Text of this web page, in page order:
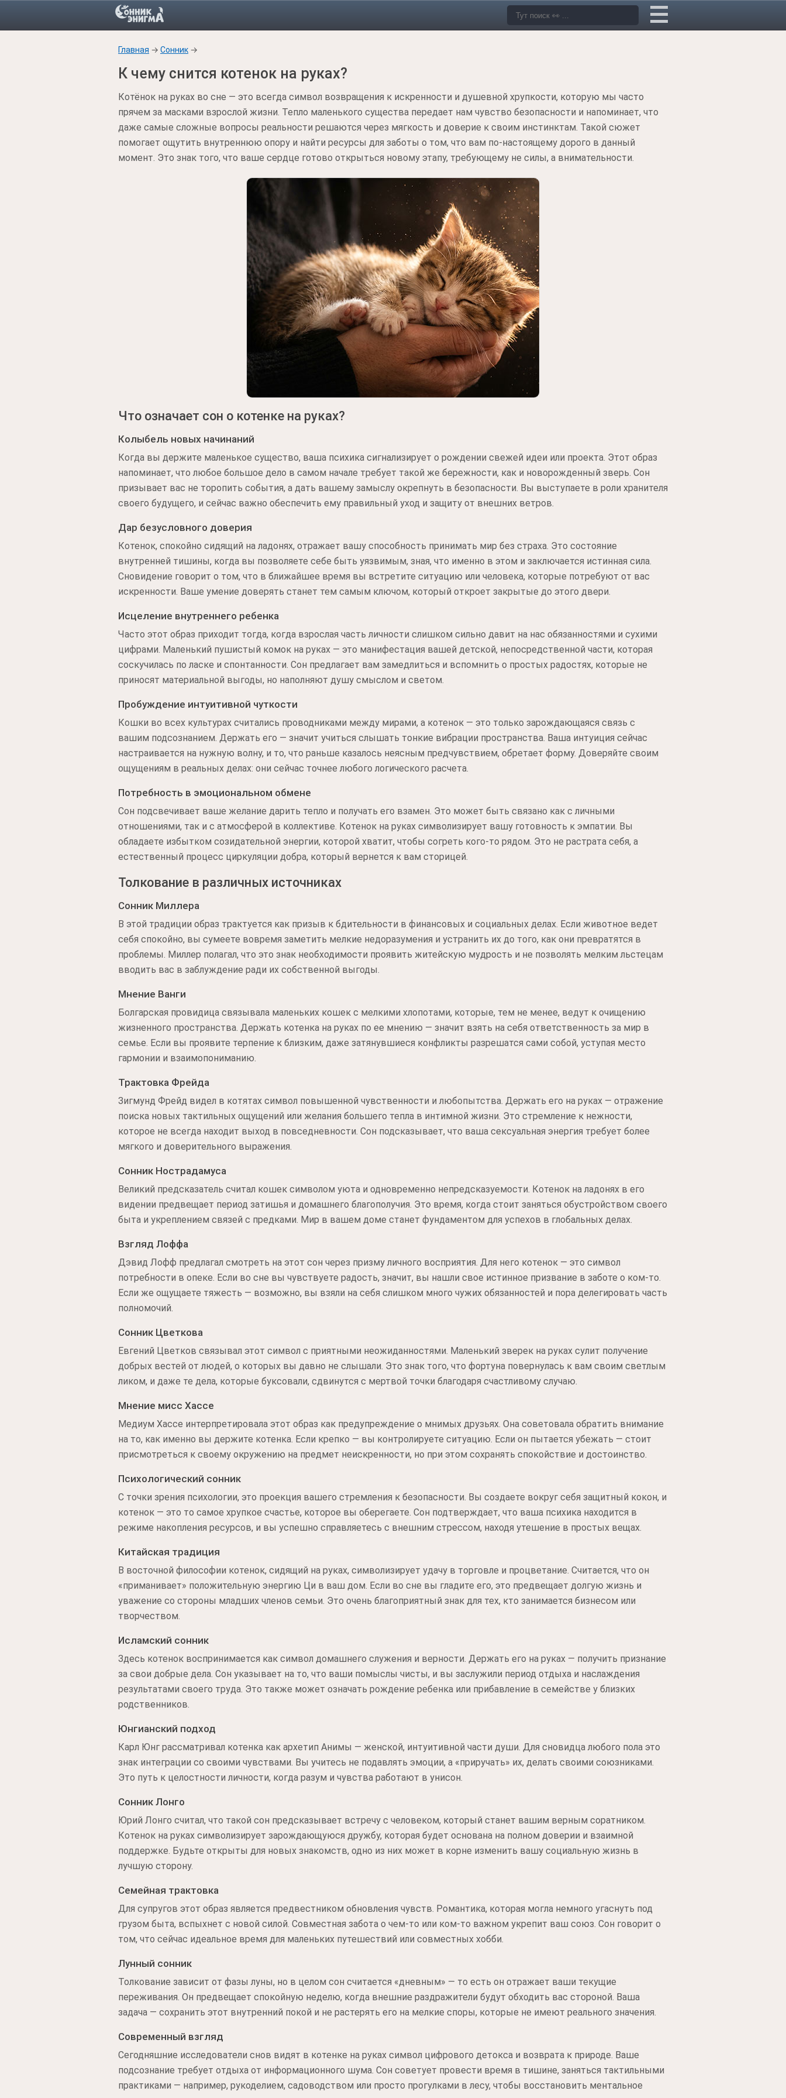
Главная → Сонник →
К чему снится котенок на руках?
Котёнок на руках во сне — это всегда символ возвращения к искренности и душевной хрупкости, которую мы часто
прячем за масками взрослой жизни. Тепло маленького существа передает нам чувство безопасности и напоминает, что
даже самые сложные вопросы реальности решаются через мягкость и доверие к своим инстинктам. Такой сюжет
помогает ощутить внутреннюю опору и найти ресурсы для заботы о том, что вам по-настоящему дорого в данный
момент. Это знак того, что ваше сердце готово открыться новому этапу, требующему не силы, а внимательности.
Что означает сон о котенке на руках?
Колыбель новых начинаний
Когда вы держите маленькое существо, ваша психика сигнализирует о рождении свежей идеи или проекта. Этот образ
напоминает, что любое большое дело в самом начале требует такой же бережности, как и новорожденный зверь. Сон
призывает вас не торопить события, а дать вашему замыслу окрепнуть в безопасности. Вы выступаете в роли хранителя
своего будущего, и сейчас важно обеспечить ему правильный уход и защиту от внешних ветров.
Дар безусловного доверия
Котенок, спокойно сидящий на ладонях, отражает вашу способность принимать мир без страха. Это состояние
внутренней тишины, когда вы позволяете себе быть уязвимым, зная, что именно в этом и заключается истинная сила.
Сновидение говорит о том, что в ближайшее время вы встретите ситуацию или человека, которые потребуют от вас
искренности. Ваше умение доверять станет тем самым ключом, который откроет закрытые до этого двери.
Исцеление внутреннего ребенка
Часто этот образ приходит тогда, когда взрослая часть личности слишком сильно давит на нас обязанностями и сухими
цифрами. Маленький пушистый комок на руках — это манифестация вашей детской, непосредственной части, которая
соскучилась по ласке и спонтанности. Сон предлагает вам замедлиться и вспомнить о простых радостях, которые не
приносят материальной выгоды, но наполняют душу смыслом и светом.
Пробуждение интуитивной чуткости
Кошки во всех культурах считались проводниками между мирами, а котенок — это только зарождающаяся связь с
вашим подсознанием. Держать его — значит учиться слышать тонкие вибрации пространства. Ваша интуиция сейчас
настраивается на нужную волну, и то, что раньше казалось неясным предчувствием, обретает форму. Доверяйте своим
ощущениям в реальных делах: они сейчас точнее любого логического расчета.
Потребность в эмоциональном обмене
Сон подсвечивает ваше желание дарить тепло и получать его взамен. Это может быть связано как с личными
отношениями, так и с атмосферой в коллективе. Котенок на руках символизирует вашу готовность к эмпатии. Вы
обладаете избытком созидательной энергии, которой хватит, чтобы согреть кого-то рядом. Это не растрата себя, а
естественный процесс циркуляции добра, который вернется к вам сторицей.
Толкование в различных источниках
Сонник Миллера
В этой традиции образ трактуется как призыв к бдительности в финансовых и социальных делах. Если животное ведет
себя спокойно, вы сумеете вовремя заметить мелкие недоразумения и устранить их до того, как они превратятся в
проблемы. Миллер полагал, что это знак необходимости проявить житейскую мудрость и не позволять мелким льстецам
вводить вас в заблуждение ради их собственной выгоды.
Мнение Ванги
Болгарская провидица связывала маленьких кошек с мелкими хлопотами, которые, тем не менее, ведут к очищению
жизненного пространства. Держать котенка на руках по ее мнению — значит взять на себя ответственность за мир в
семье. Если вы проявите терпение к близким, даже затянувшиеся конфликты разрешатся сами собой, уступая место
гармонии и взаимопониманию.
Трактовка Фрейда
Зигмунд Фрейд видел в котятах символ повышенной чувственности и любопытства. Держать его на руках — отражение
поиска новых тактильных ощущений или желания большего тепла в интимной жизни. Это стремление к нежности,
которое не всегда находит выход в повседневности. Сон подсказывает, что ваша сексуальная энергия требует более
мягкого и доверительного выражения.
Сонник Нострадамуса
Великий предсказатель считал кошек символом уюта и одновременно непредсказуемости. Котенок на ладонях в его
видении предвещает период затишья и домашнего благополучия. Это время, когда стоит заняться обустройством своего
быта и укреплением связей с предками. Мир в вашем доме станет фундаментом для успехов в глобальных делах.
Взгляд Лоффа
Дэвид Лофф предлагал смотреть на этот сон через призму личного восприятия. Для него котенок — это символ
потребности в опеке. Если во сне вы чувствуете радость, значит, вы нашли свое истинное призвание в заботе о ком-то.
Если же ощущаете тяжесть — возможно, вы взяли на себя слишком много чужих обязанностей и пора делегировать часть
полномочий.
Сонник Цветкова
Евгений Цветков связывал этот символ с приятными неожиданностями. Маленький зверек на руках сулит получение
добрых вестей от людей, о которых вы давно не слышали. Это знак того, что фортуна повернулась к вам своим светлым
ликом, и даже те дела, которые буксовали, сдвинутся с мертвой точки благодаря счастливому случаю.
Мнение мисс Хассе
Медиум Хассе интерпретировала этот образ как предупреждение о мнимых друзьях. Она советовала обратить внимание
на то, как именно вы держите котенка. Если крепко — вы контролируете ситуацию. Если он пытается убежать — стоит
присмотреться к своему окружению на предмет неискренности, но при этом сохранять спокойствие и достоинство.
Психологический сонник
С точки зрения психологии, это проекция вашего стремления к безопасности. Вы создаете вокруг себя защитный кокон, и
котенок — это то самое хрупкое счастье, которое вы оберегаете. Сон подтверждает, что ваша психика находится в
режиме накопления ресурсов, и вы успешно справляетесь с внешним стрессом, находя утешение в простых вещах.
Китайская традиция
В восточной философии котенок, сидящий на руках, символизирует удачу в торговле и процветание. Считается, что он
«приманивает» положительную энергию Ци в ваш дом. Если во сне вы гладите его, это предвещает долгую жизнь и
уважение со стороны младших членов семьи. Это очень благоприятный знак для тех, кто занимается бизнесом или
творчеством.
Исламский сонник
Здесь котенок воспринимается как символ домашнего служения и верности. Держать его на руках — получить признание
за свои добрые дела. Сон указывает на то, что ваши помыслы чисты, и вы заслужили период отдыха и наслаждения
результатами своего труда. Это также может означать рождение ребенка или прибавление в семействе у близких
родственников.
Юнгианский подход
Карл Юнг рассматривал котенка как архетип Анимы — женской, интуитивной части души. Для сновидца любого пола это
знак интеграции со своими чувствами. Вы учитесь не подавлять эмоции, а «приручать» их, делать своими союзниками.
Это путь к целостности личности, когда разум и чувства работают в унисон.
Сонник Лонго
Юрий Лонго считал, что такой сон предсказывает встречу с человеком, который станет вашим верным соратником.
Котенок на руках символизирует зарождающуюся дружбу, которая будет основана на полном доверии и взаимной
поддержке. Будьте открыты для новых знакомств, одно из них может в корне изменить вашу социальную жизнь в
лучшую сторону.
Семейная трактовка
Для супругов этот образ является предвестником обновления чувств. Романтика, которая могла немного угаснуть под
грузом быта, вспыхнет с новой силой. Совместная забота о чем-то или ком-то важном укрепит ваш союз. Сон говорит о
том, что сейчас идеальное время для маленьких путешествий или совместных хобби.
Лунный сонник
Толкование зависит от фазы луны, но в целом сон считается «дневным» — то есть он отражает ваши текущие
переживания. Он предвещает спокойную неделю, когда внешние раздражители будут обходить вас стороной. Ваша
задача — сохранить этот внутренний покой и не растерять его на мелкие споры, которые не имеют реального значения.
Современный взгляд
Сегодняшние исследователи снов видят в котенке на руках символ цифрового детокса и возврата к природе. Ваше
подсознание требует отдыха от информационного шума. Сон советует провести время в тишине, заняться тактильными
практиками — например, рукоделием, садоводством или просто прогулками в лесу, чтобы восстановить ментальное